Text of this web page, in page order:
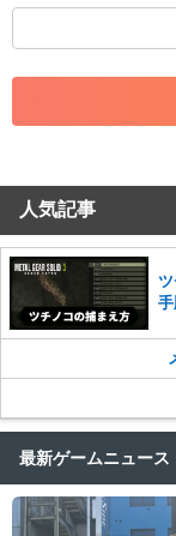
・アカウントの
・各ゲームのネ
・その他、管理
コメントの削除を
せていただきま
※一度削除したコ
さい。
また、過度な利用規
った場合は、法的措
かじめご理解くださ
人気記事
手
最新ゲームニュース